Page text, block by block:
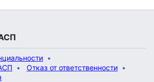
Отказ от ответственности